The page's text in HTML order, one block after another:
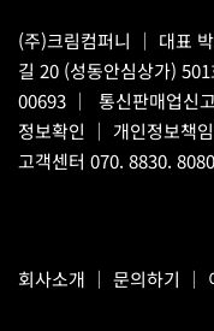
(주)크림컴퍼니 ｜ 대표
길 20 (성동안심상가)
00693 ｜ 통신판매업신
정보확인 ｜ 개인정보책
고객센터 070. 8830. 8080
회사소개 ｜ 문의하기 ｜